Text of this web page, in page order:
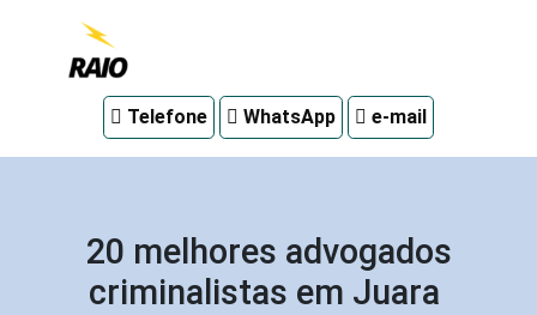
em
Telefone WhatsApp e-mail
20 melhores advogados
criminalistas em Juara